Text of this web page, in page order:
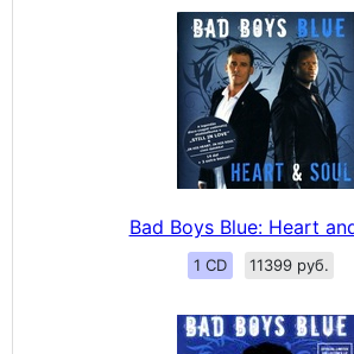
Bad Boys Blue: Heart
1 CD 11399 руб.